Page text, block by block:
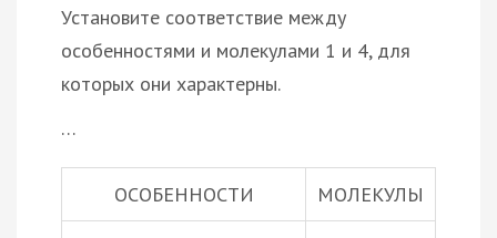
Установите соответствие между
особенностями и молекулами 1 и 4, для
которых они характерны.
…
ОСОБЕННОСТИ МОЛЕКУЛЫ